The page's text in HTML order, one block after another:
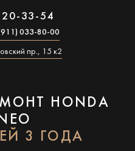
33-54
033-80-00
пр., 15 к2
HONDA
3 ГОДА